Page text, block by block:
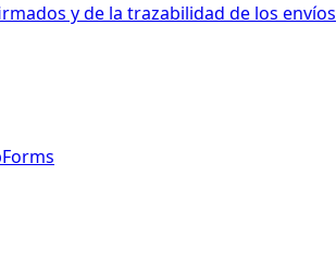
y de la trazabilidad de los envíos